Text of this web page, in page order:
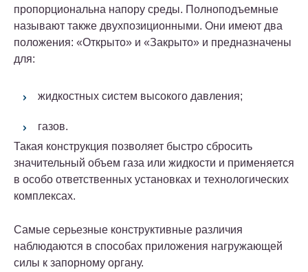
пропорциональна напору среды. Полноподъемные
называют также двухпозиционными. Они имеют два
положения: «Открыто» и «Закрыто» и предназначены
для:
жидкостных систем высокого давления;
газов.
Такая конструкция позволяет быстро сбросить
значительный объем газа или жидкости и применяется
в особо ответственных установках и технологических
комплексах.
Самые серьезные конструктивные различия
наблюдаются в способах приложения нагружающей
силы к запорному органу.